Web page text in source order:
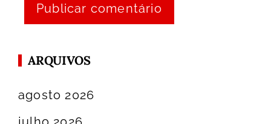
ARQUIVOS
agosto 2026